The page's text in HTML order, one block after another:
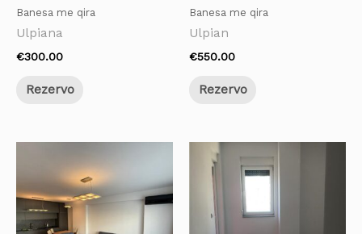
Banesa me qira
Ulpiana
€300.00
Rezervo
Banesa me qira
Ulpian
€550.00
Rezervo